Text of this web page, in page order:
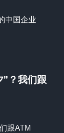
中国企业
？我们跟